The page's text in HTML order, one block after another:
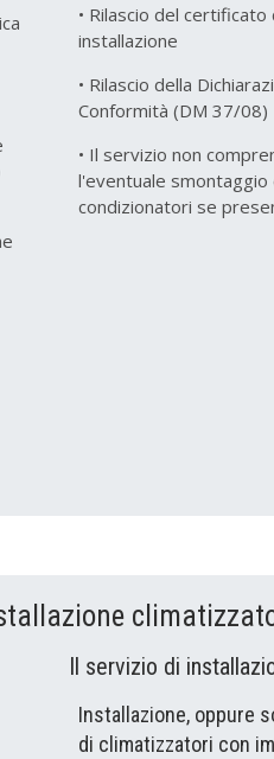
• Rilascio del certificato
installazione
• Rilascio della
Conformità (DM 37/08)
• Il servizio non
l'eventuale smontaggio
condizionatori se
Il servizio di
Installazione, oppure
di climatizzatori con